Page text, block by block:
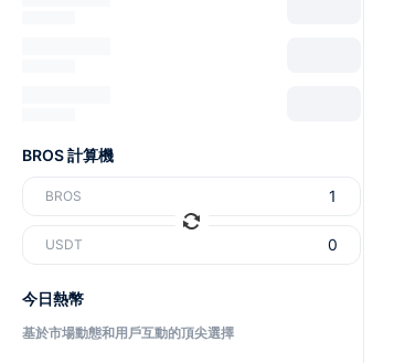
BROS 計算機
BROS
USDT
今日熱幣
基於市場動態和用戶互動的頂尖選擇